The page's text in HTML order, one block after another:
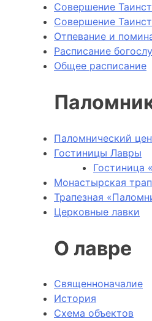
Совершение
Совершение
Отпевание и
Расписание
Общее расписание
Паломнический
Гостиницы Лавры
Гостиница
Монастырская
Трапезная
Церковные лавки
О лавре
Священноначалие
История
Схема объектов